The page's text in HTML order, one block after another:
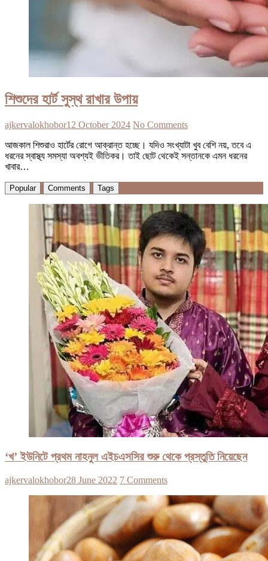
শিশুদের হার্ট সুস্থ রাখার উপায়
ajkervalokhobor12 October 2024 No Comments
আজকাল শিশুরাও হার্টের রোগে আক্রান্ত হচ্ছে। যদিও সংখ্যাটা খুব বেশি নয়, তবে এ
ধরনের স্বাস্থ্য সমস্যা অবশ্যই ভীতিকর। তাই ছোট থেকেই সন্তানকে এমন ধরনের
খাবার…
Popular Comments Tags
‘খ’ ইউনিটে প্রথম নাহনুল এইচএসসির শুরু থেকে প্রস্তুতি নিয়েছেন
ajkervalokhobor28 June 2022 7 Comments